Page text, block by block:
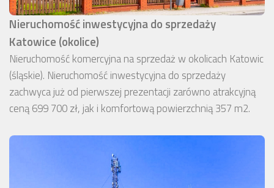
Nieruchomość inwestycyjna do sprzedaży
Katowice (okolice)
Nieruchomość komercyjna na sprzedaż w okolicach Katowic
(śląskie). Nieruchomość inwestycyjna do sprzedaży
zachwyca już od pierwszej prezentacji zarówno atrakcyjną
ceną 699 700 zł, jak i komfortową powierzchnią 357 m2.